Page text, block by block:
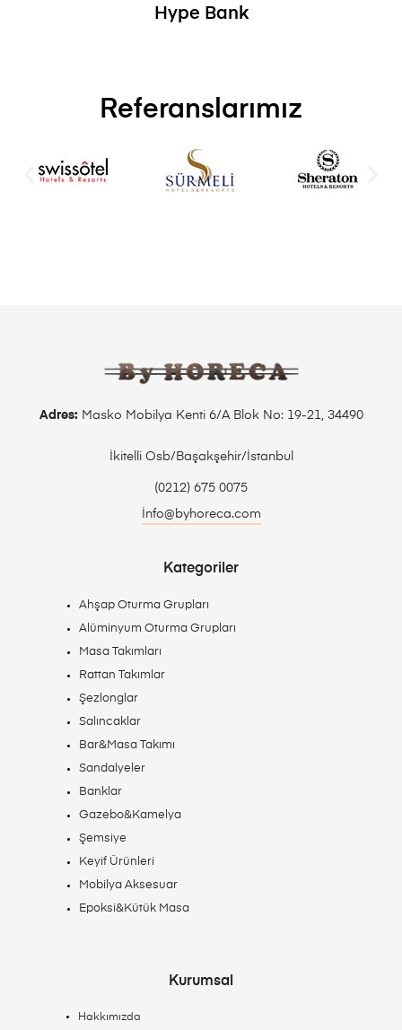
Hype Bank
Referanslarımız
Adres:Masko Mobilya Kenti 6/A Blok No: 19-21, 34490
İkitelli Osb/Başakşehir/İstanbul
(0212) 675 0075
İnfo@byhoreca.com
Kategoriler
Ahşap Oturma Grupları
Alüminyum Oturma Grupları
Masa Takımları
Rattan Takımlar
Şezlonglar
Salıncaklar
Bar&Masa Takımı
Sandalyeler
Banklar
Gazebo&Kamelya
Şemsiye
Keyif Ürünleri
Mobilya Aksesuar
Epoksi&Kütük Masa
Kurumsal
Hakkımızda